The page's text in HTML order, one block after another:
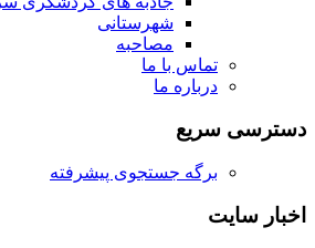
شهرستانی
مصاحبه
تماس با ما
درباره ما
دسترسی سریع
برگه جستجوی پیشرفته
اخبار سایت